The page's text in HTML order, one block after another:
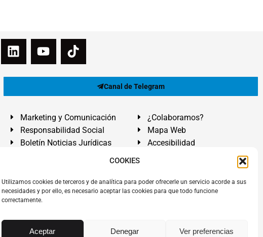
COOKIES
Utilizamos cookies de terceros y de analítica para poder ofrecerle un servicio acorde a sus
necesidades y por ello, es necesario aceptar las cookies para que todo funcione
correctamente.
Aceptar Denegar Ver preferencias
Canal de Telegram
Marketing y Comunicación
Responsabilidad Social
Boletín Noticias Jurídicas
¿Colaboramos?
Mapa Web
Accesibilidad
Granadilla de Abona, Santa Cruz de Tenerife. Islas Canarias.
El Médano
reservados.Álvarez Abogados ®y el logotipo son marca registrada.